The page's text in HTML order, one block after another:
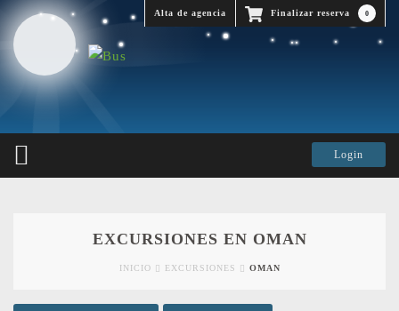
Finalizar reserva 0
Alta de agencia
EXCURSIONES EN OMAN
INICIO EXCURSIONES OMAN